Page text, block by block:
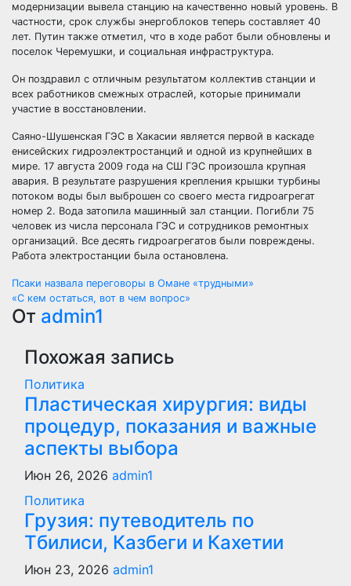
модернизации вывела станцию на качественно новый уровень. В
частности, срок службы энергоблоков теперь составляет 40
лет. Путин также отметил, что в ходе работ были обновлены и
поселок Черемушки, и социальная инфраструктура.
Он поздравил с отличным результатом коллектив станции и
всех работников смежных отраслей, которые принимали
участие в восстановлении.
Саяно-Шушенская ГЭС в Хакасии является первой в каскаде
енисейских гидроэлектростанций и одной из крупнейших в
мире. 17 августа 2009 года на СШ ГЭС произошла крупная
авария. В результате разрушения крепления крышки турбины
потоком воды был выброшен со своего места гидроагрегат
номер 2. Вода затопила машинный зал станции. Погибли 75
человек из числа персонала ГЭС и сотрудников ремонтных
организаций. Все десять гидроагрегатов были повреждены.
Работа электростанции была остановлена.
Навигация
по
записям
Псаки назвала переговоры в Омане «трудными»
«С кем остаться, вот в чем вопрос»
От admin1
Похожая запись
Политика
Пластическая хирургия: виды
процедур, показания и важные
аспекты выбора
Июн 26, 2026 admin1
Политика
Грузия: путеводитель по
Тбилиси, Казбеги и Кахетии
Июн 23, 2026 admin1